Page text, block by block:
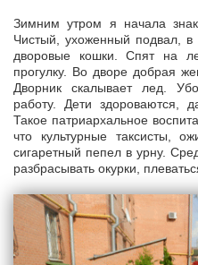
Зимним утром я начала
Чистый, ухоженный подвал,
дворовые кошки. Спят на
прогулку. Во дворе добрая
Дворник скалывает лед.
работу. Дети здороваются,
Такое патриархальное
что культурные таксисты,
сигаретный пепел в урну.
разбрасывать окурки,